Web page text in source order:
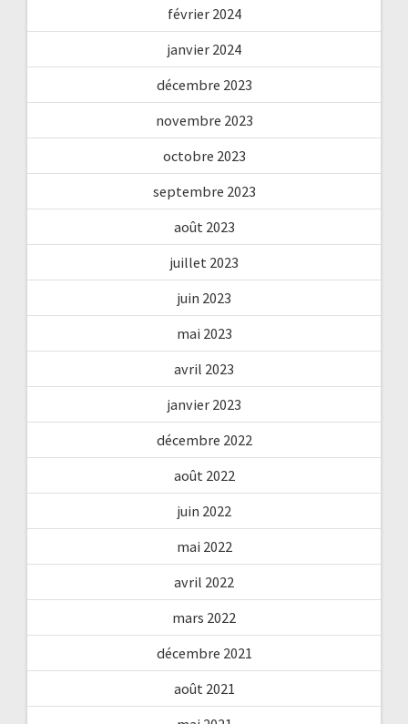
février 2024
janvier 2024
décembre 2023
novembre 2023
octobre 2023
septembre 2023
août 2023
juillet 2023
juin 2023
mai 2023
avril 2023
janvier 2023
décembre 2022
août 2022
juin 2022
mai 2022
avril 2022
mars 2022
décembre 2021
août 2021